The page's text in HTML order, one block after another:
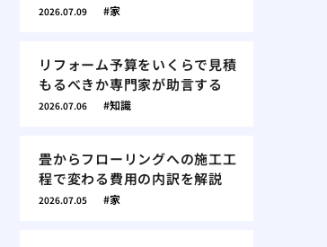
2026.07.09 家
リフォーム予算をいくらで見積
もるべきか専門家が助言する
2026.07.06 知識
畳からフローリングへの施工工
程で変わる費用の内訳を解説
2026.07.05 家